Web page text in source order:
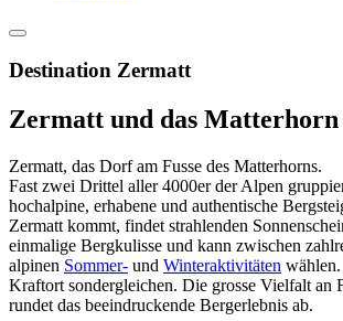
Destination Zermatt
Zermatt und das Matterhorn
Zermatt, das Dorf am Fusse des Matterhorns.
Fast zwei Drittel aller 4000er der Alpen
hochalpine, erhabene und authentische
Zermatt kommt, findet strahlenden
einmalige Bergkulisse und kann zwischen
alpinen Sommer- und Winteraktivitäten
Kraftort sondergleichen. Die grosse Vielfalt an
rundet das beeindruckende Bergerlebnis ab.